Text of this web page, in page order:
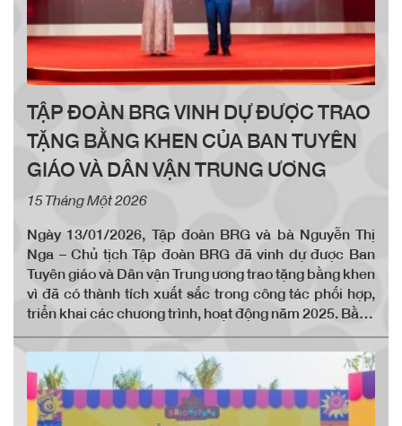
TẬP ĐOÀN BRG VINH DỰ ĐƯỢC TRAO
TẶNG BẰNG KHEN CỦA BAN TUYÊN
GIÁO VÀ DÂN VẬN TRUNG ƯƠNG
15 Tháng Một 2026
Ngày 13/01/2026, Tập đoàn BRG và bà Nguyễn Thị
Nga – Chủ tịch Tập đoàn BRG đã vinh dự được Ban
Tuyên giáo và Dân vận Trung ương trao tặng bằng khen
vì đã có thành tích xuất sắc trong công tác phối hợp,
triển khai các chương trình, hoạt động năm 2025. Bằng
khen của Ban Tuyên giáo và Dân vận Trung ương có ý
nghĩa quan trọng về chính trị và xã hội, được trao tặng
các cá nhân, tập thể có thành tích xuất sắc trong công
tác lãnh đạo, chỉ đạo, tham mưu, triển khai thực hiện
công tác tuyên giáo và dân vận, đồng thời có nhiều đổi